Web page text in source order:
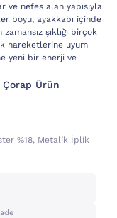
ve nefes alan yapısıyla
boyu, ayakkabı içinde
şıklığı birçok
hareketlerine uyum
yeni bir enerji ve
Ürün
%18, Metali̇k İpli̇k